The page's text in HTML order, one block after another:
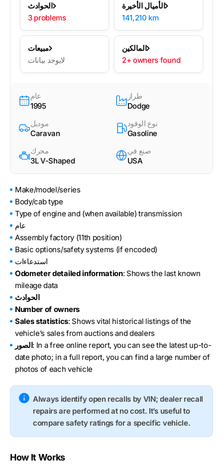
الحوادث
3 problems
الأميال الأخيرة
141,210 km
مبيعات
لايوجد بيانات
المالكين
2+ owners found
عام
1995
طراز
Dodge
موديل
Caravan
نوع الوقود
Gasoline
محرك
3L V-Shaped
صنع في
USA
Make/model/series
Body/cab type
Type of engine and (when available) transmission
عام
Assembly factory (11th position)
Basic options/safety systems (if encoded)
استدعاءات
Odometer detailed information: Shows the last known
mileage data
الحوادث
Number of owners
Sales statistics: Shows vital historical listings of the
vehicle’s sales from auctions and dealers
الصور: In a free online report, you can see the latest up-to-
date photo; in a full report, you can find a large number of
photos of each vehicle
Always identify open recalls by VIN; dealer recall
repairs are performed at no cost. It’s useful to
compare safety ratings for a specific vehicle.
How It Works